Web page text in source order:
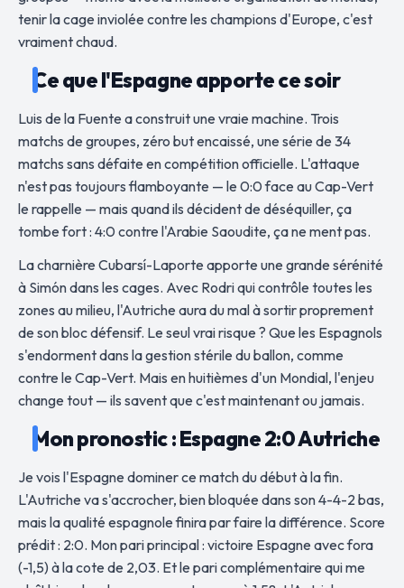
tenir la cage inviolée contre les champions d'Europe, c'est
vraiment chaud.
Ce que l'Espagne apporte ce soir
Luis de la Fuente a construit une vraie machine. Trois
matchs de groupes, zéro but encaissé, une série de 34
matchs sans défaite en compétition officielle. L'attaque
n'est pas toujours flamboyante — le 0:0 face au Cap-Vert
le rappelle — mais quand ils décident de déséquiller, ça
tombe fort : 4:0 contre l'Arabie Saoudite, ça ne ment pas.
La charnière Cubarsí-Laporte apporte une grande sérénité
à Simón dans les cages. Avec Rodri qui contrôle toutes les
zones au milieu, l'Autriche aura du mal à sortir proprement
de son bloc défensif. Le seul vrai risque ? Que les Espagnols
s'endorment dans la gestion stérile du ballon, comme
contre le Cap-Vert. Mais en huitièmes d'un Mondial, l'enjeu
change tout — ils savent que c'est maintenant ou jamais.
Mon pronostic : Espagne 2:0 Autriche
Je vois l'Espagne dominer ce match du début à la fin.
L'Autriche va s'accrocher, bien bloquée dans son 4-4-2 bas,
mais la qualité espagnole finira par faire la différence. Score
prédit : 2:0. Mon pari principal : victoire Espagne avec fora
(-1,5) à la cote de 2,03. Et le pari complémentaire qui me